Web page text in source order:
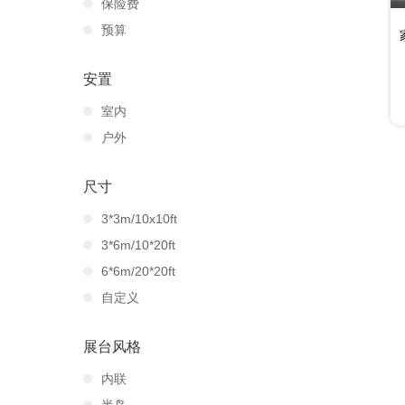
保险费
预算
安置
室内
户外
尺寸
3*3m/10x10ft
3*6m/10*20ft
6*6m/20*20ft
自定义
展台风格
内联